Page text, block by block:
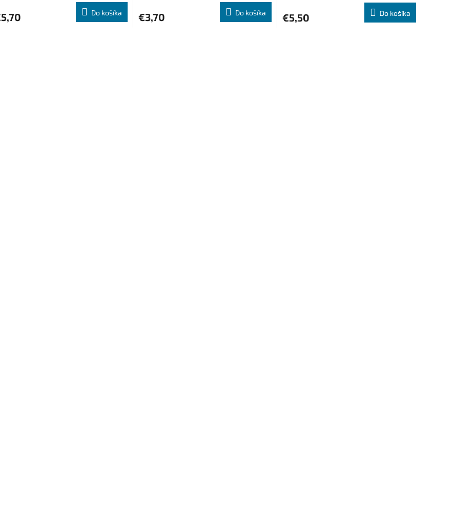
Do košíka €3,70 Do košíka €5,50 Do košíka